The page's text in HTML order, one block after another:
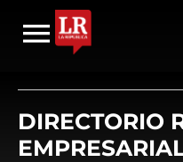
DIRECTORIO